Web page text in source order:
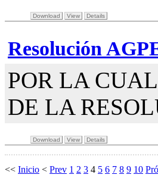
Download View Details
Resolución
POR LA
DE LA
Download View Details
<< Inicio < Prev 1 2 3 4 5 6 7 8 9 10